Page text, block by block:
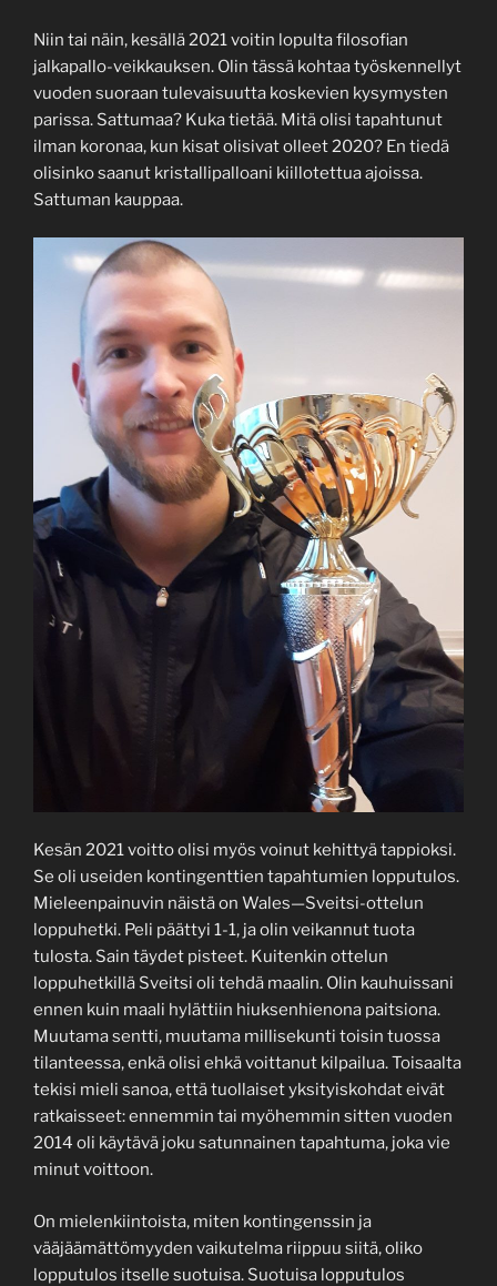
Niin tai näin, kesällä 2021 voitin lopulta filosofian
jalkapallo-veikkauksen. Olin tässä kohtaa työskennellyt
vuoden suoraan tulevaisuutta koskevien kysymysten
parissa. Sattumaa? Kuka tietää. Mitä olisi tapahtunut
ilman koronaa, kun kisat olisivat olleet 2020? En tiedä
olisinko saanut kristallipalloani kiillotettua ajoissa.
Sattuman kauppaa.
Kesän 2021 voitto olisi myös voinut kehittyä tappioksi.
Se oli useiden kontingenttien tapahtumien lopputulos.
Mieleenpainuvin näistä on Wales—Sveitsi-ottelun
loppuhetki. Peli päättyi 1-1, ja olin veikannut tuota
tulosta. Sain täydet pisteet. Kuitenkin ottelun
loppuhetkillä Sveitsi oli tehdä maalin. Olin kauhuissani
ennen kuin maali hylättiin hiuksenhienona paitsiona.
Muutama sentti, muutama millisekunti toisin tuossa
tilanteessa, enkä olisi ehkä voittanut kilpailua. Toisaalta
tekisi mieli sanoa, että tuollaiset yksityiskohdat eivät
ratkaisseet: ennemmin tai myöhemmin sitten vuoden
2014 oli käytävä joku satunnainen tapahtuma, joka vie
minut voittoon.
On mielenkiintoista, miten kontingenssin ja
vääjäämättömyyden vaikutelma riippuu siitä, oliko
lopputulos itselle suotuisa. Suotuisa lopputulos